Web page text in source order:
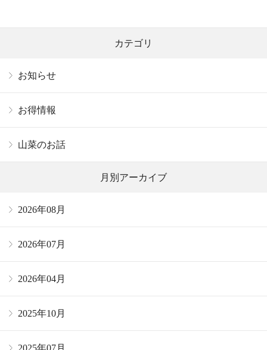
カテゴリ
お知らせ
お得情報
山菜のお話
月別アーカイブ
2026年08月
2026年07月
2026年04月
2025年10月